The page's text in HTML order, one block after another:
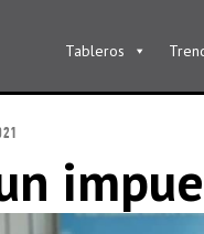
Tableros